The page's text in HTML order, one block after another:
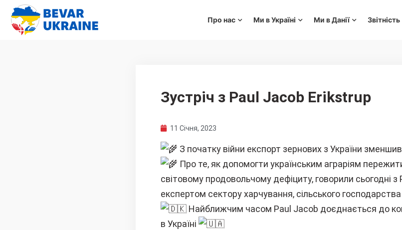
Про нас Ми в Україні Ми в Данії Звітність
Зустріч з Paul Jacob Erikstrup
11 Січня, 2023
З початку війни експорт зернових з України
Про те, як допомогти українським аграріям
світовому продовольчому дефіциту, говорили сьогодні
експертом сектору харчування, сільського
Найближчим часом Paul Jacob доєднається до
в Україні